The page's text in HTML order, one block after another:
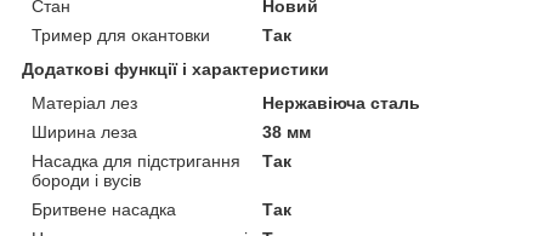
Стан
Новий
Тример для окантовки
Так
Додаткові функції і характеристики
Матеріал лез
Нержавіюча сталь
Ширина леза
38 мм
Насадка для підстригання
бороди і вусів
Так
Бритвене насадка
Так